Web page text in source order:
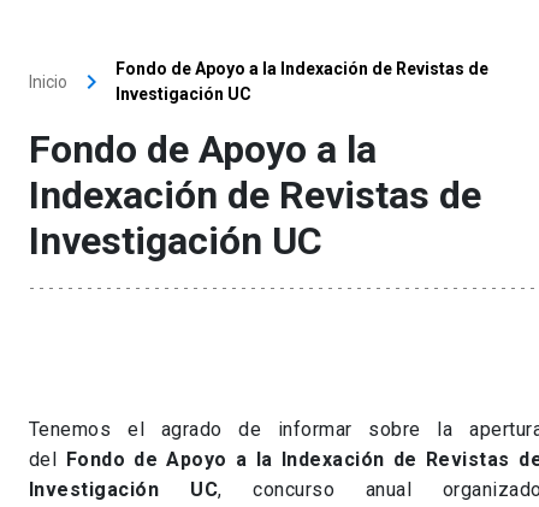
Inicio keyboard_arrow_right
Fondo de Apoyo a la Indexación de Revistas de
Investigación UC
Fondo de Apoyo a la
Indexación de Revistas de
Investigación UC
Tenemos el agrado de informar sobre la
del Fondo de Apoyo a la Indexación de Revistas
Investigación UC, concurso anual